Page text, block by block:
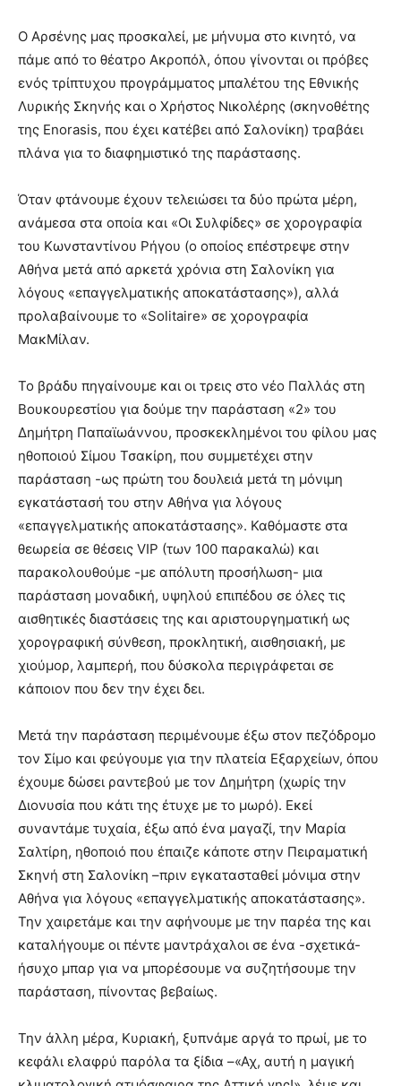
Ο Αρσένης μας προσκαλεί, με μήνυμα στο κινητό, να
πάμε από το θέατρο Ακροπόλ, όπου γίνονται οι πρόβες
ενός τρίπτυχου προγράμματος μπαλέτου της Εθνικής
Λυρικής Σκηνής και ο Χρήστος Νικολέρης (σκηνοθέτης
της Enorasis, που έχει κατέβει από Σαλονίκη) τραβάει
πλάνα για το διαφημιστικό της παράστασης.
Όταν φτάνουμε έχουν τελειώσει τα δύο πρώτα μέρη,
ανάμεσα στα οποία και «Οι Συλφίδες» σε χορογραφία
του Κωνσταντίνου Ρήγου (ο οποίος επέστρεψε στην
Αθήνα μετά από αρκετά χρόνια στη Σαλονίκη για
λόγους «επαγγελματικής αποκατάστασης»), αλλά
προλαβαίνουμε το «Solitaire» σε χορογραφία
ΜακΜίλαν.
Το βράδυ πηγαίνουμε και οι τρεις στο νέο Παλλάς στη
Βουκουρεστίου για δούμε την παράσταση «2» του
Δημήτρη Παπαϊωάννου, προσκεκλημένοι του φίλου μας
ηθοποιού Σίμου Τσακίρη, που συμμετέχει στην
παράσταση -ως πρώτη του δουλειά μετά τη μόνιμη
εγκατάστασή του στην Αθήνα για λόγους
«επαγγελματικής αποκατάστασης». Καθόμαστε στα
θεωρεία σε θέσεις VIP (των 100­ παρακαλώ) και
παρακολουθούμε -με απόλυτη προσήλωση- μια
παράσταση μοναδική, υψηλού επιπέδου σε όλες τις
αισθητικές διαστάσεις της και αριστουργηματική ως
χορογραφική σύνθεση, προκλητική, αισθησιακή, με
χιούμορ, λαμπερή, που δύσκολα περιγράφεται σε
κάποιον που δεν την έχει δει.
Μετά την παράσταση περιμένουμε έξω στον πεζόδρομο
τον Σίμο και φεύγουμε για την πλατεία Εξαρχείων, όπου
έχουμε δώσει ραντεβού με τον Δημήτρη (χωρίς την
Διονυσία που κάτι της έτυχε με το μωρό). Εκεί
συναντάμε τυχαία, έξω από ένα μαγαζί, την Μαρία
Σαλτίρη, ηθοποιό που έπαιζε κάποτε στην Πειραματική
Σκηνή στη Σαλονίκη –πριν εγκατασταθεί μόνιμα στην
Αθήνα για λόγους «επαγγελματικής αποκατάστασης».
Την χαιρετάμε και την αφήνουμε με την παρέα της και
καταλήγουμε οι πέντε μαντράχαλοι σε ένα -σχετικά-
ήσυχο μπαρ για να μπορέσουμε να συζητήσουμε την
παράσταση, πίνοντας βεβαίως.
Την άλλη μέρα, Κυριακή, ξυπνάμε αργά το πρωί, με το
κεφάλι ελαφρύ παρόλα τα ξίδια –«Αχ, αυτή η μαγική